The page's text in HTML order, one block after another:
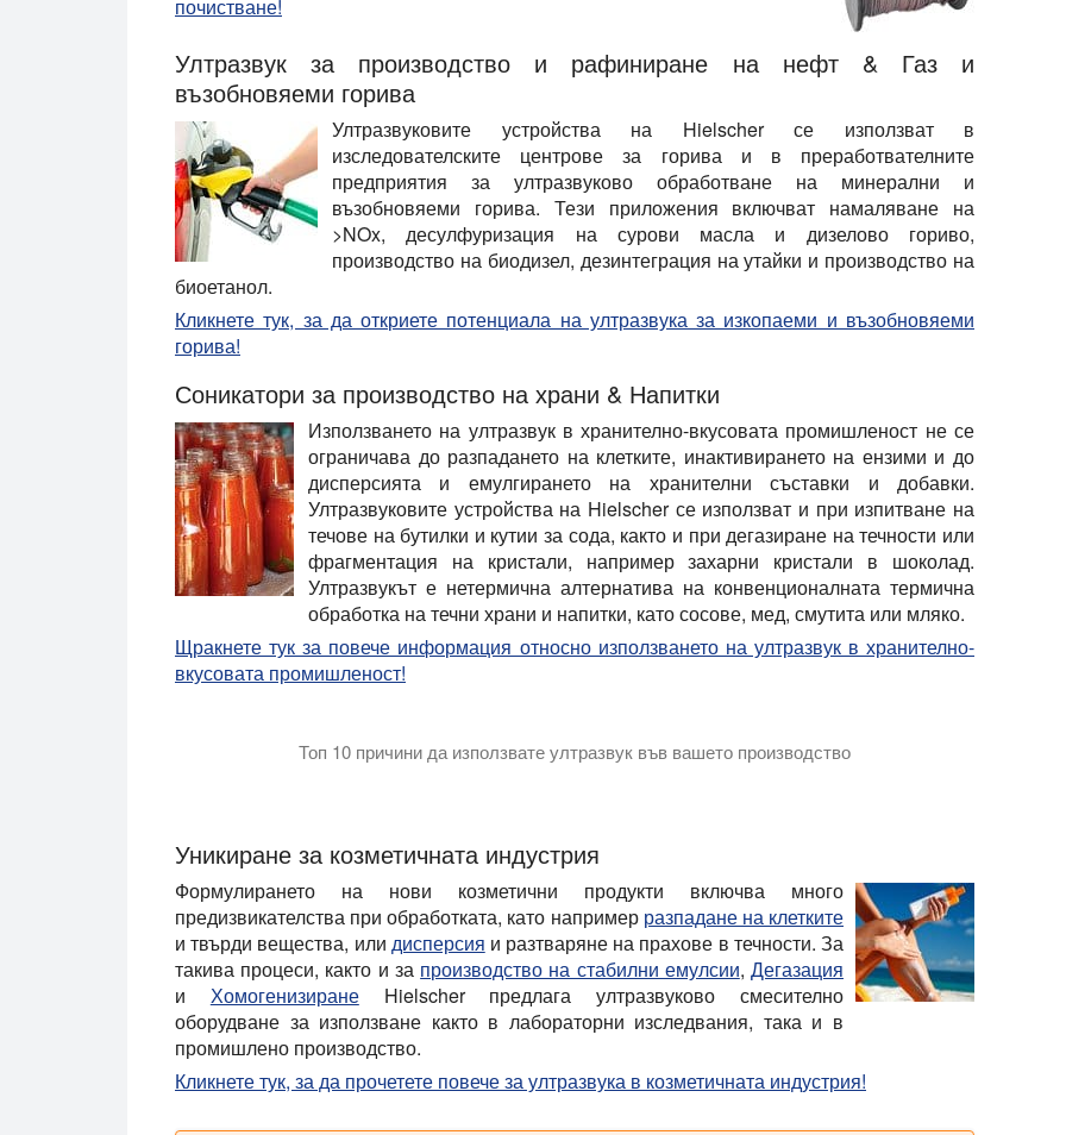
почистване!
Ултразвук за производство и рафиниране на нефт & Газ и
възобновяеми горива
Ултразвуковите устройства на Hielscher се използват в
изследователските центрове за горива и в преработвателните
предприятия за ултразвуково обработване на минерални и
възобновяеми горива. Тези приложения включват намаляване на
>NOx, десулфуризация на сурови масла и дизелово гориво,
производство на биодизел, дезинтеграция на утайки и производство на
биоетанол.
Кликнете тук, за да откриете потенциала на ултразвука за изкопаеми и възобновяеми
горива!
Соникатори за производство на храни & Напитки
Използването на ултразвук в хранително-вкусовата промишленост не се
ограничава до разпадането на клетките, инактивирането на ензими и до
дисперсията и емулгирането на хранителни съставки и добавки.
Ултразвуковите устройства на Hielscher се използват и при изпитване на
течове на бутилки и кутии за сода, както и при дегазиране на течности или
фрагментация на кристали, например захарни кристали в шоколад.
Ултразвукът е нетермична алтернатива на конвенционалната термична
обработка на течни храни и напитки, като сосове, мед, смутита или мляко.
Щракнете тук за повече информация относно използването на ултразвук в хранително-
вкусовата промишленост!
Топ 10 причини да използвате ултразвук във вашето производство
Уникиране за козметичната индустрия
Формулирането на нови козметични продукти включва много
предизвикателства при обработката, като например разпадане на клетките
и твърди вещества, или дисперсия и разтваряне на прахове в течности. За
такива процеси, както и за производство на стабилни емулсии,Дегазация
и ХомогенизиранеHielscher предлага ултразвуково смесително
оборудване за използване както в лабораторни изследвания, така и в
промишлено производство.
Кликнете тук, за да прочетете повече за ултразвука в козметичната индустрия!